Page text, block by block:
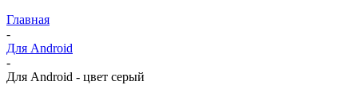
Главная
-
Для Android
-
Для Android - цвет серый